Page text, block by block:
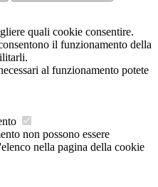
quali cookie consentire.
il funzionamento della
al funzionamento potete
non possono essere
nella pagina della cookie